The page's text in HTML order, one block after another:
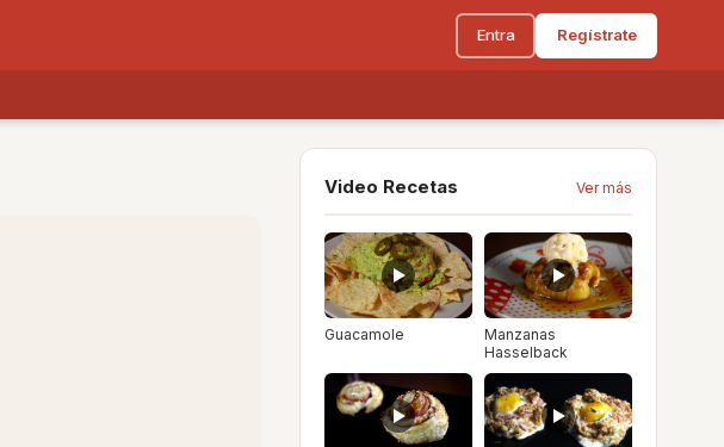
Entra Regístrate
Video Recetas Ver más
Guacamole
Manzanas
Hasselback